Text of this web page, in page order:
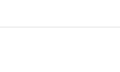
隐私在边缘至关重要。